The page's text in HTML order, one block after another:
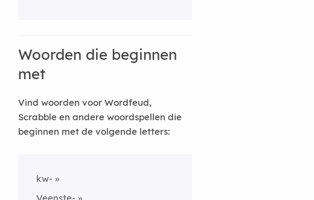
Woorden die beginnen
met
Vind woorden voor Wordfeud,
Scrabble en andere woordspellen die
beginnen met de volgende letters:
kw-